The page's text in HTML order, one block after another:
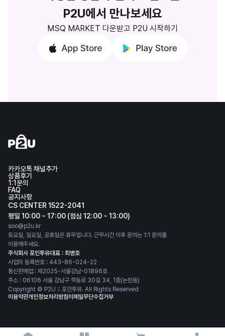
카카오톡 채널추가
상품후기
1:1문의
FAQ
공지사항
CS CENTER 1522-2041
평일 10:00 ~ 17:00 (점심 12:00 ~ 13:00)
soo@p2u.kr
토요일, 일요일, 공휴일은 휴무입니다. 근무시간 이후 문의는 1:1 문의를
이용해주세요.
주식회사 포인투유대표 : 최병호
사업자 등록번호 : 443-86-024-22
통신판매업 : 제2025-서울강남-01896호
주소 : 06106 서울 강남구 학동로 30길 34, 1층(논현동)
Copyright © P2U :: 포인투유. All Rights Reserved
이용약관개인정보처리방침이메일무단수집거부